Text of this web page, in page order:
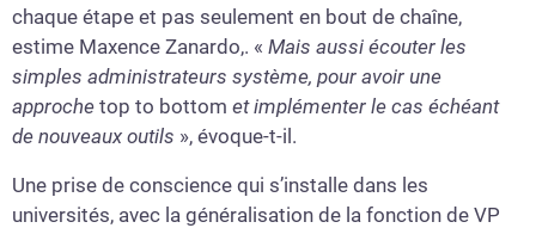
chaque étape et pas seulement en bout de chaîne,
estime Maxence Zanardo,. « Mais aussi écouter les
simples administrateurs système, pour avoir une
approche top to bottom et implémenter le cas échéant
de nouveaux outils », évoque-t-il.
Une prise de conscience qui s’installe dans les
universités, avec la généralisation de la fonction de VP